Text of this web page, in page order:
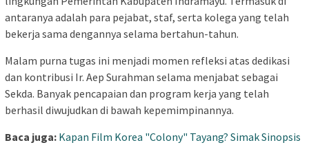
antaranya adalah para pejabat, staf, serta kolega yang telah
bekerja sama dengannya selama bertahun-tahun.
Malam purna tugas ini menjadi momen refleksi atas dedikasi
dan kontribusi Ir. Aep Surahman selama menjabat sebagai
Sekda. Banyak pencapaian dan program kerja yang telah
berhasil diwujudkan di bawah kepemimpinannya.
Baca juga: Kapan Film Korea "Colony" Tayang? Simak Sinopsis